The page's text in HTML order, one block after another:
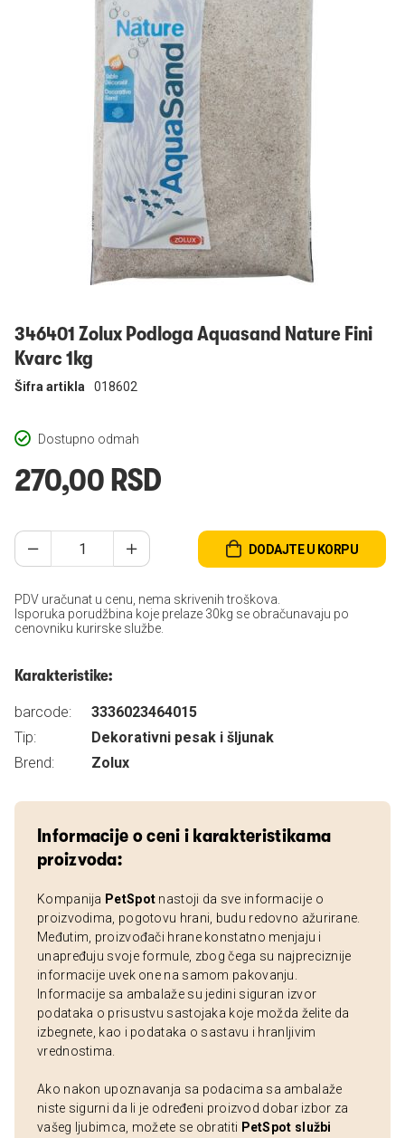
346401 Zolux Podloga Aquasand Nature Fini
Kvarc 1kg
Dostupno odmah
Šifra artikla 018602
270,00 RSD
DODAJTE U KORPU
PDV uračunat u cenu, nema skrivenih troškova.
Isporuka porudžbina koje prelaze 30kg se obračunavaju po
cenovniku kurirske službe.
Karakteristike:
barcode:
3336023464015
Tip:
Dekorativni pesak i šljunak
Brend:
Zolux
Informacije o ceni i karakteristikama
proizvoda:
Kompanija PetSpot nastoji da sve informacije o
proizvodima, pogotovu hrani, budu redovno ažurirane.
Međutim, proizvođači hrane konstatno menjaju i
unapređuju svoje formule, zbog čega su najpreciznije
informacije uvek one na samom pakovanju.
Informacije sa ambalaže su jedini siguran izvor
podataka o prisustvu sastojaka koje možda želite da
izbegnete, kao i podataka o sastavu i hranljivim
vrednostima.
Ako nakon upoznavanja sa podacima sa ambalaže
niste sigurni da li je određeni proizvod dobar izbor za
vašeg ljubimca, možete se obratiti PetSpot službi